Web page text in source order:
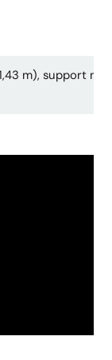
m), support